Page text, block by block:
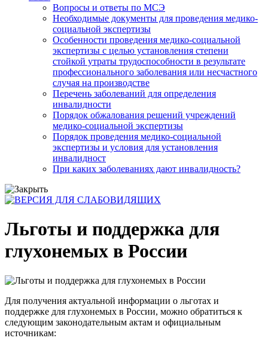
Вопросы и ответы по МСЭ
Необходимые документы для проведения медико-
социальной экспертизы
Особенности проведения медико-социальной
экспертизы с целью установления степени
стойкой утраты трудоспособности в результате
профессионального заболевания или несчастного
случая на производстве
Перечень заболеваний для определения
инвалидности
Порядок обжалования решений учреждений
медико-социальной экспертизы
Порядок проведения медико-социальной
экспертизы и условия для установления
инвалидност
При каких заболеваниях дают инвалидность?
Льготы и поддержка для
глухонемых в России
Для получения актуальной информации о льготах и
поддержке для глухонемых в России, можно обратиться к
следующим законодательным актам и официальным
источникам: